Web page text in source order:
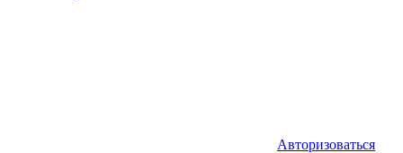
Авторизоваться